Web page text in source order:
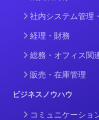
社内システム管理
経理・財務
総務・オフィス関
販売・在庫管理
ビジネスノウハウ
コミュニケーショ